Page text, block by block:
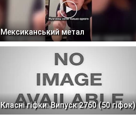
Мексиканський метал
Класні гіфки. Випуск 2760 (50 гіфок)